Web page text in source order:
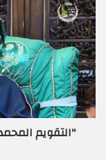
"التقويم